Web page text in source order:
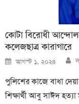
কোটা বিরোধী
কলেজছাত্র কারাগারে
Posted
on
আগস্ট ১, ২০২৪
পুলিশের কাজে বাধা
শিক্ষার্থী আবু সাঈদ